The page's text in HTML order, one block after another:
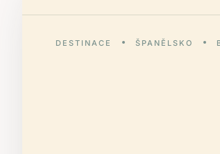
DESTINACE ŠPANĚLSKO